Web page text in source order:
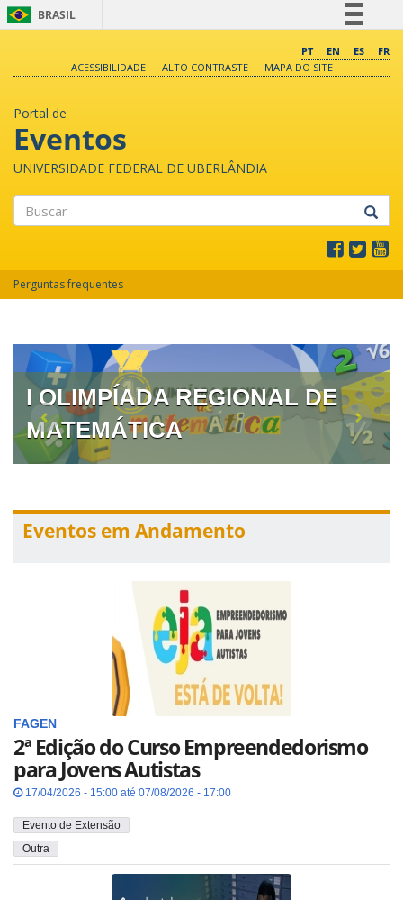
BRASIL
Comunica BR
PT EN ES
FR
ACESSIBILIDADE
ALTO CONTRASTE MAPA DO SITE
Portal de
Eventos
UNIVERSIDADE FEDERAL DE UBERLÂNDIA
Perguntas frequentes
I OLIMPÍADA REGIONAL DE
MATEMÁTICA
Eventos em Andamento
FAGEN
2ª Edição do Curso Empreendedorismo
para Jovens Autistas
17/04/2026 - 15:00 até 07/08/2026 - 17:00
Evento de Extensão
Outra